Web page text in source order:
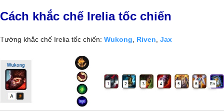
Cách khắc chế Irelia tốc chiến
Tướng khắc chế Irelia tốc chiến: Wukong, Riven, Jax